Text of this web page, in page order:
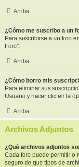
Arriba
¿Cómo me suscribo a un
Para suscribirse a un foro
Foro".
Arriba
¿Cómo borro mis
Para eliminar sus
Usuario y hacer clic en la
Arriba
Archivos Adjuntos
¿Qué archivos adjuntos
Cada foro puede permitir o
seguro de que tipos de